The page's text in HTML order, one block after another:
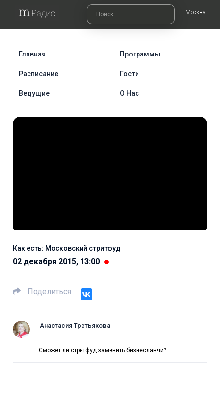
Москва
Главная Программы
Расписание Гости
Ведущие О Нас
Как есть: Московский стритфуд
02 декабря 2015, 13:00
Поделиться
Анастасия Третьякова
Сможет ли стритфуд заменить бизнесланчи?